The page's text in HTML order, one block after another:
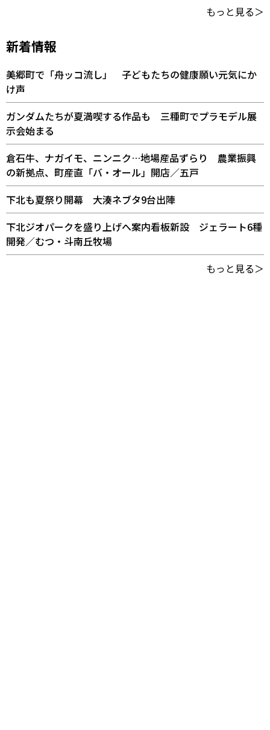
もっと見る＞
新着情報
美郷町で「舟ッコ流し」 子どもたちの健康願い元気にか
け声
ガンダムたちが夏満喫する作品も 三種町でプラモデル展
示会始まる
倉石牛、ナガイモ、ニンニク…地場産品ずらり 農業振興
の新拠点、町産直「バ・オール」開店／五戸
下北も夏祭り開幕 大湊ネブタ9台出陣
下北ジオパークを盛り上げへ案内看板新設 ジェラート6種
開発／むつ・斗南丘牧場
もっと見る＞